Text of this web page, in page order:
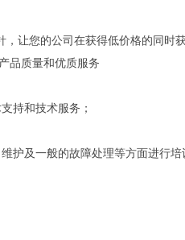
让您的公司在获得低价格的同时获
品质量和优质服务
持和技术服务；
护及一般的故障处理等方面进行培